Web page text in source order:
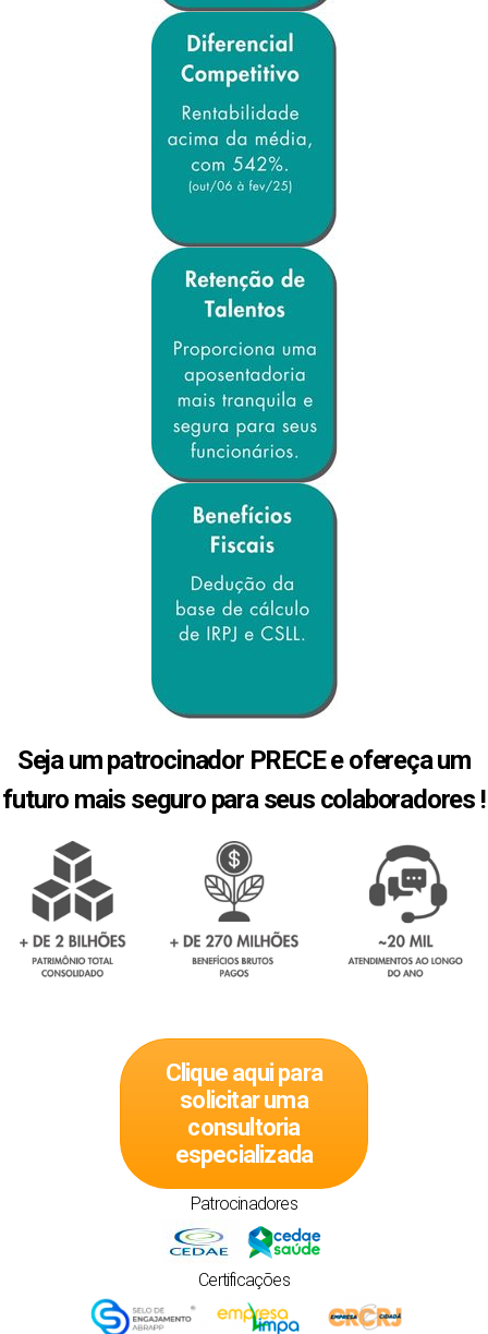
Seja um patrocinador PRECE e ofereça um
futuro mais seguro para seus colaboradores !
Clique aqui para
solicitar uma
consultoria
especializada
Patrocinadores
Certificações